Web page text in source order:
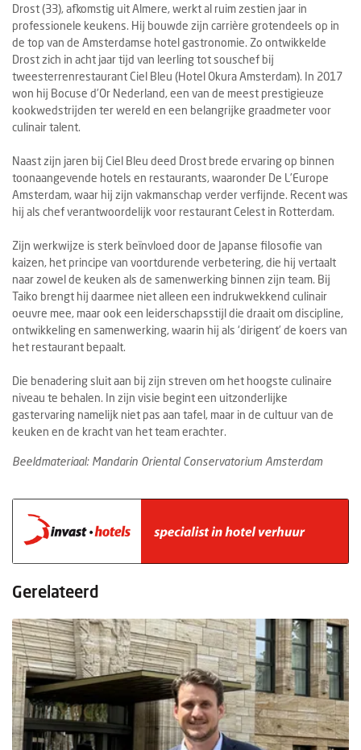
Drost (33), afkomstig uit Almere, werkt al ruim zestien jaar in
professionele keukens. Hij bouwde zijn carrière grotendeels op in
de top van de Amsterdamse hotel gastronomie. Zo ontwikkelde
Drost zich in acht jaar tijd van leerling tot souschef bij
tweesterrenrestaurant Ciel Bleu (Hotel Okura Amsterdam). In 2017
won hij Bocuse d’Or Nederland, een van de meest prestigieuze
kookwedstrijden ter wereld en een belangrijke graadmeter voor
culinair talent.
Naast zijn jaren bij Ciel Bleu deed Drost brede ervaring op binnen
toonaangevende hotels en restaurants, waaronder De L’Europe
Amsterdam, waar hij zijn vakmanschap verder verfijnde. Recent was
hij als chef verantwoordelijk voor restaurant Celest in Rotterdam.
Zijn werkwijze is sterk beïnvloed door de Japanse filosofie van
kaizen, het principe van voortdurende verbetering, die hij vertaalt
naar zowel de keuken als de samenwerking binnen zijn team. Bij
Taiko brengt hij daarmee niet alleen een indrukwekkend culinair
oeuvre mee, maar ook een leiderschapsstijl die draait om discipline,
ontwikkeling en samenwerking, waarin hij als ‘dirigent’ de koers van
het restaurant bepaalt.
Die benadering sluit aan bij zijn streven om het hoogste culinaire
niveau te behalen. In zijn visie begint een uitzonderlijke
gastervaring namelijk niet pas aan tafel, maar in de cultuur van de
keuken en de kracht van het team erachter.
Beeldmateriaal: Mandarin Oriental Conservatorium Amsterdam
Gerelateerd